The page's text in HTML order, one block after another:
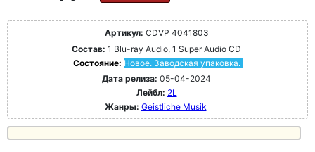
Артикул: CDVP 4041803
Состав: 1 Blu-ray Audio, 1 Super Audio CD
Состояние: Новое. Заводская упаковка.
Дата релиза: 05-04-2024
Лейбл: 2L
Жанры: Geistliche Musik